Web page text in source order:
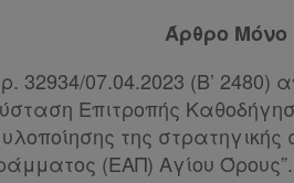
Άρθρο Μόνο
32934/07.04.2023 (Β’
Επιτροπής
της στρατηγικής
(ΕΑΠ) Αγίου